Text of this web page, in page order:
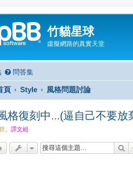
竹貓星球
虛擬網路的真實天堂
問答集
頁 Style 風格問題討論
格復刻中...(逼自己不要放
譯文組